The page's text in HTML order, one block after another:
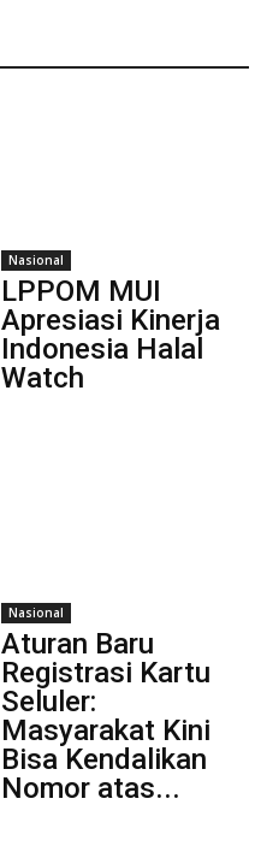
Nasional
LPPOM MUI
Apresiasi Kinerja
Indonesia Halal
Watch
Nasional
Aturan Baru
Registrasi Kartu
Seluler:
Masyarakat Kini
Bisa Kendalikan
Nomor atas...